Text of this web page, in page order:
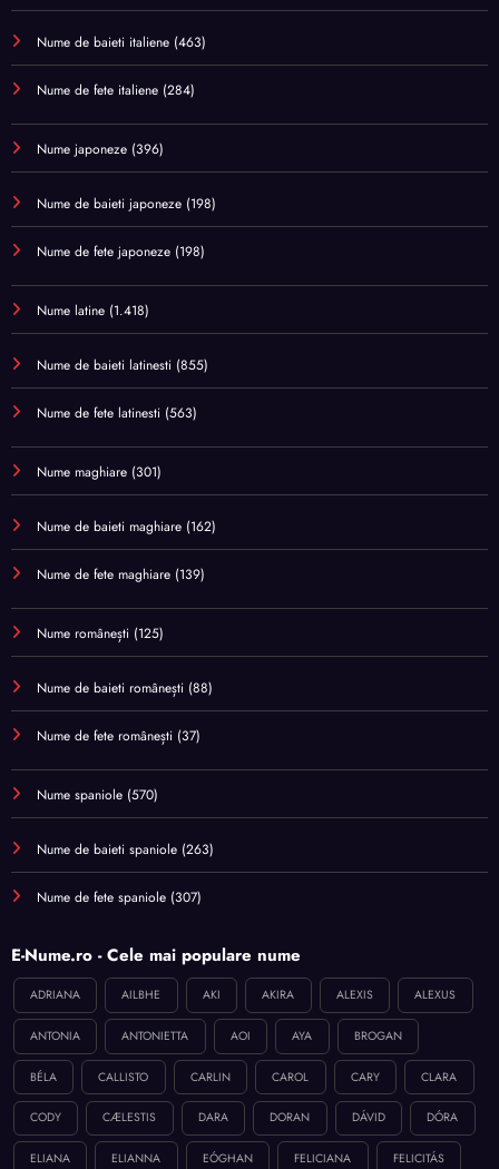
Nume de baieti italiene (463)
Nume de fete italiene (284)
Nume japoneze (396)
Nume de baieti japoneze (198)
Nume de fete japoneze (198)
Nume latine (1.418)
Nume de baieti latinesti (855)
Nume de fete latinesti (563)
Nume maghiare (301)
Nume de baieti maghiare (162)
Nume de fete maghiare (139)
Nume românești (125)
Nume de baieti românești (88)
Nume de fete românești (37)
Nume spaniole (570)
Nume de baieti spaniole (263)
Nume de fete spaniole (307)
E-Nume.ro - Cele mai populare nume
ADRIANA AILBHE AKI AKIRA ALEXIS ALEXUS
ANTONIA ANTONIETTA AOI AYA BROGAN
BÉLA CALLISTO CARLIN CAROL CARY CLARA
CODY CÆLESTIS DARA DORAN DÁVID DÓRA
ELIANA ELIANNA EÓGHAN FELICIANA FELICITÁS